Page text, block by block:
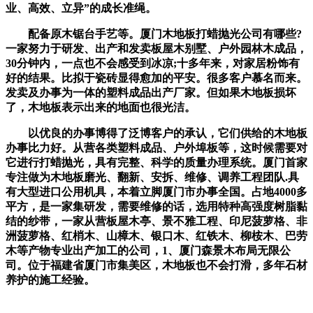
业、高效、立异”的成长准绳。
配备原木锯台手艺等。厦门木地板打蜡抛光公司有哪些?
一家努力于研发、出产和发卖板屋木别墅、户外园林木成品，
30分钟内，一点也不会感受到冰凉;十多年来，对家居粉饰有
好的结果。比拟于瓷砖显得愈加的平安。很多客户慕名而来。
发卖及办事为一体的塑料成品出产厂家。但如果木地板损坏
了，木地板表示出来的地面也很光洁。
以优良的办事博得了泛博客户的承认，它们供给的木地板
办事比力好。从营各类塑料成品、户外埠板等，这时候需要对
它进行打蜡抛光，具有完整、科学的质量办理系统。厦门首家
专注做为木地板磨光、翻新、安拆、维修、调养工程团队.具
有大型进口公用机具，本着立脚厦门市办事全国。占地4000多
平方，是一家集研发，需要维修的话，选用特种高强度树脂黏
结的纱带，一家从营板屋木亭、景不雅工程、印尼菠萝格、非
洲菠萝格、红梢木、山樟木、银口木、红铁木、柳桉木、巴劳
木等产物专业出产加工的公司，1、厦门森景木布局无限公
司。位于福建省厦门市集美区，木地板也不会打滑，多年石材
养护的施工经验。